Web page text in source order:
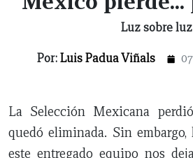
Luz sobre luz
Por:Luis Padua Viñals
La Selección Mexicana
quedó eliminada. Sin
este entregado equipo nos